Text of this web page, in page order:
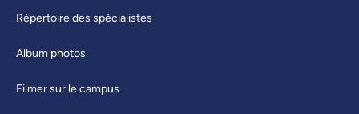
Répertoire des spécialistes
Album photos
Filmer sur le campus